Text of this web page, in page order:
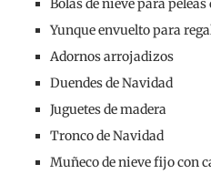
Bolas de nieve para
Yunque envuelto para
Adornos arrojadizos
Duendes de Navidad
Juguetes de madera
Tronco de Navidad
Muñeco de nieve fijo con